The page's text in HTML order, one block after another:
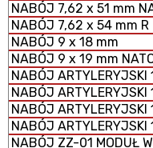
NABÓJ 7,62 x 51 mm
NABÓJ 7,62 x 54 mm R
NABÓJ 9 x 18 mm
NABÓJ 9 x 19 mm
NABÓJ
NABÓJ
NABÓJ
NABÓJ
NABÓJ ZZ-01 MODUŁ